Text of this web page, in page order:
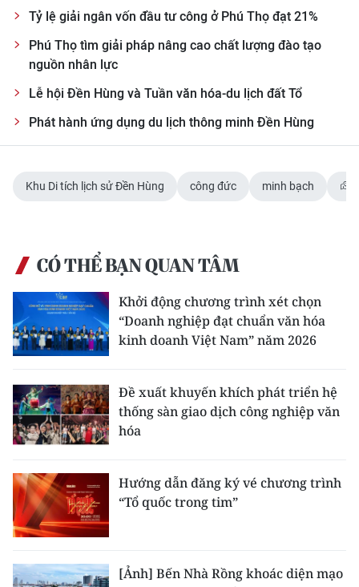
NHÂN DÂN CUỐI TUẦN
MUA BÁO
ĐỌC BÁO IN
中文
FRANÇAIS
РУССКИЙ
ESPAÑOL
한국어
Tỷ lệ giải ngân vốn đầu tư công ở Phú Thọ đạt 21%
Phú Thọ tìm giải pháp nâng cao chất lượng đào tạo
nguồn nhân lực
Lễ hội Đền Hùng và Tuần văn hóa-du lịch đất Tổ
Phát hành ứng dụng du lịch thông minh Đền Hùng
Khu Di tích lịch sử Đền Hùng công đức minh bạch
CÓ THỂ BẠN QUAN TÂM
Khởi động chương trình xét chọn
“Doanh nghiệp đạt chuẩn văn hóa
kinh doanh Việt Nam” năm 2026
Đề xuất khuyến khích phát triển hệ
thống sàn giao dịch công nghiệp văn
hóa
Hướng dẫn đăng ký vé chương trình
“Tổ quốc trong tim”
[Ảnh] Bến Nhà Rồng khoác diện mạo